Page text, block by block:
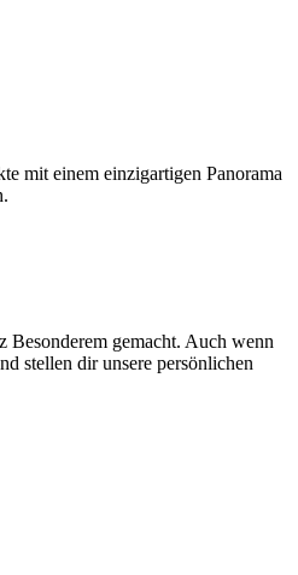
mit einem einzigartigen Panorama
Besonderem gemacht. Auch wenn
stellen dir unsere persönlichen